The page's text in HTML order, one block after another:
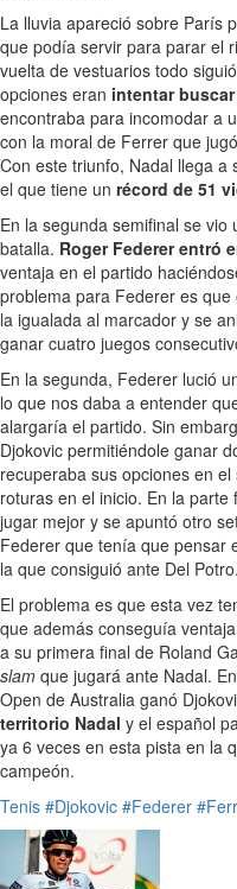
La lluvia apareció sobre París
que podía servir para parar el
vuelta de vestuarios todo
opciones eran intentar
encontraba para incomodar a
con la moral de Ferrer que
Con este triunfo, Nadal llega a
el que tiene un récord de 51
En la segunda semifinal se vio
batalla. Roger Federer entró
ventaja en el partido
problema para Federer es
la igualada al marcador y se
ganar cuatro juegos
En la segunda, Federer lució
lo que nos daba a entender
alargaría el partido. Sin
Djokovic permitiéndole ganar
recuperaba sus opciones en
roturas en el inicio. En la
jugar mejor y se apuntó otro
Federer que tenía que pensar
la que consiguió ante Del Potro.
El problema es que esta vez
que además conseguía
a su primera final de Roland
slam que jugará ante Nadal.
Open de Australia ganó
territorio Nadal y el español
ya 6 veces en esta pista en la
campeón.
Tenis #Djokovic #Federer